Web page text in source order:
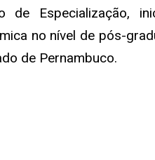
de Especialização,
no nível de pós-
de Pernambuco.